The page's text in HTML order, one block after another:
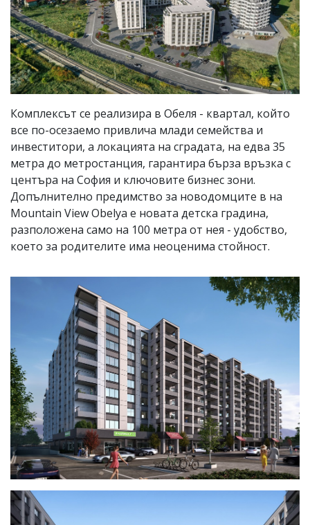
Комплексът се реализира в Обеля - квартал, който
все по-осезаемо привлича млади семейства и
инвеститори, а локацията на сградата, на едва 35
метра до метростанция, гарантира бърза връзка с
центъра на София и ключовите бизнес зони.
Допълнително предимство за новодомците в на
Mountain View Obelya е новата детска градина,
разположена само на 100 метра от нея - удобство,
което за родителите има неоценима стойност.